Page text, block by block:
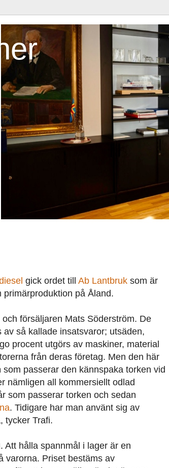
gick ordet till Ab Lantbruksom är
på Åland.
försäljaren Mats Söderström. De
så kallade insatsvaror; utsäden,
procent utgörs av maskiner, material
från deras företag. Men den här
passerar den kännspaka torken vid
nämligen all kommersiellt odlad
som passerar torken och sedan
. Tidigare har man använt sig av
tycker Trafi.
Att hålla spannmål i lager är en
varorna. Priset bestäms av